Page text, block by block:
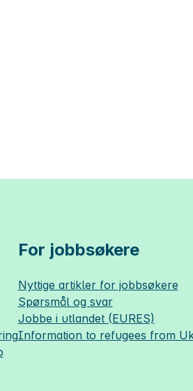
For jobbsøkere
Nyttige artikler for jobbsøkere
Spørsmål og svar
Jobbe i utlandet (EURES)
Information to refugees from